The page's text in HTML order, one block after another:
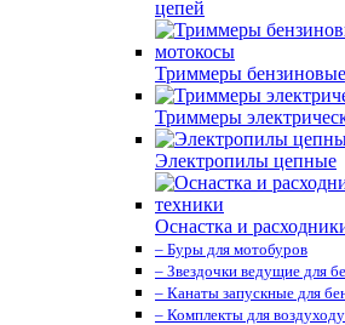
цепей
Триммеры
Триммеры
Электропилы цепные
Оснастка и
– Буры для мотобуров
– Звездочки ведущие для
– Канаты запускные для
– Комплекты для